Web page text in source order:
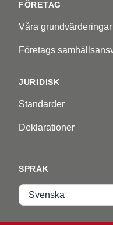
FÖRETAG
Våra grundvärderingar
Företags
JURIDISK
Standarder
Deklarationer
SPRÅK
Språk